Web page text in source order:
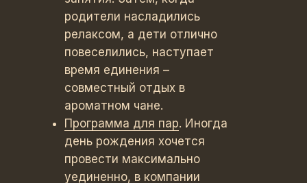
родители насладились
релаксом, а дети отлично
повеселились, наступает
время единения –
совместный отдых в
ароматном чане.
Программа для пар. Иногда
день рождения хочется
провести максимально
уединенно, в компании